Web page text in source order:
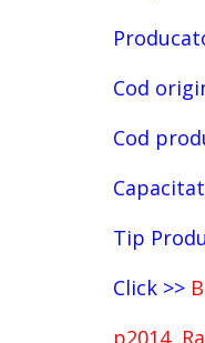
Cod
Cod
Tip
Click >>
p2014